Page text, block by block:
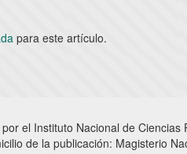
para este artículo.
el Instituto Nacional de
de la publicación: Magisterio